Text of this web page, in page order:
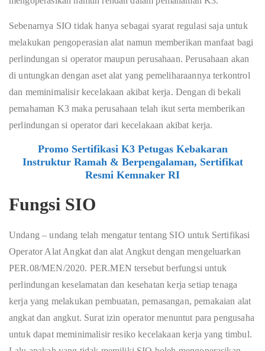
Sebenarnya SIO tidak hanya sebagai syarat regulasi saja untuk
melakukan pengoperasian alat namun memberikan manfaat bagi
perlindungan si operator maupun perusahaan. Perusahaan akan
di untungkan dengan aset alat yang pemeliharaannya terkontrol
dan meminimalisir kecelakaan akibat kerja. Dengan di bekali
pemahaman K3 maka perusahaan telah ikut serta memberikan
perlindungan si operator dari kecelakaan akibat kerja.
Promo Sertifikasi K3 Petugas Kebakaran
Instruktur Ramah & Berpengalaman, Sertifikat
Resmi Kemnaker RI
Fungsi SIO
Undang – undang telah mengatur tentang SIO untuk Sertifikasi
Operator Alat Angkat dan alat Angkut dengan mengeluarkan
PER.08/MEN/2020. PER.MEN tersebut berfungsi untuk
perlindungan keselamatan dan kesehatan kerja setiap tenaga
kerja yang melakukan pembuatan, pemasangan, pemakaian alat
angkat dan angkut. Surat izin operator menuntut para pengusaha
untuk dapat meminimalisir resiko kecelakaan kerja yang timbul.